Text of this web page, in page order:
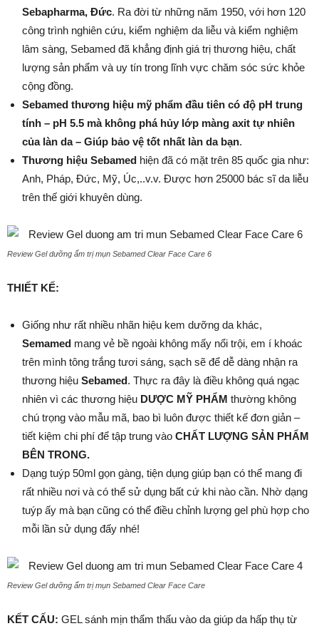
Sebapharma, Đức. Ra đời từ những năm 1950, với hơn 120
công trình nghiên cứu, kiểm nghiệm da liễu và kiểm nghiệm
lâm sàng, Sebamed đã khẳng định giá trị thương hiệu, chất
lượng sản phẩm và uy tín trong lĩnh vực chăm sóc sức khỏe
cộng đồng.
Sebamed thương hiệu mỹ phẩm đầu tiên có độ pH trung
tính – pH 5.5 mà không phá hủy lớp màng axit tự nhiên
của làn da – Giúp bảo vệ tốt nhất làn da bạn.
Thương hiệu Sebamed hiện đã có mặt trên 85 quốc gia như:
Anh, Pháp, Đức, Mỹ, Úc,..v.v. Được hơn 25000 bác sĩ da liễu
trên thế giới khuyên dùng.
Review Gel dưỡng ẩm trị mụn Sebamed Clear Face Care 6
THIẾT KẾ:
Giống như rất nhiều nhãn hiệu kem dưỡng da khác,
Semamed mang vẻ bề ngoài không mấy nổi trội, em í khoác
trên mình tông trắng tươi sáng, sạch sẽ để dễ dàng nhận ra
thương hiệu Sebamed. Thực ra đây là điều không quá ngạc
nhiên vì các thương hiệu DƯỢC MỸ PHẨM thường không
chú trọng vào mẫu mã, bao bì luôn được thiết kế đơn giản –
tiết kiệm chi phí để tập trung vào CHẤT LƯỢNG SẢN PHẨM
BÊN TRONG.
Dạng tuýp 50ml gọn gàng, tiện dụng giúp bạn có thể mang đi
rất nhiều nơi và có thể sử dụng bất cứ khi nào cần. Nhờ dạng
tuýp ấy mà bạn cũng có thể điều chỉnh lượng gel phù hợp cho
mỗi lần sử dụng đấy nhé!
Review Gel dưỡng ẩm trị mụn Sebamed Clear Face Care
KẾT CẤU: GEL sánh mịn thẩm thấu vào da giúp da hấp thụ từ